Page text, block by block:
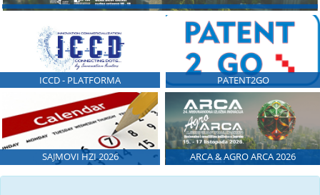
ICCD - PLATFORMA PATENT2GO
SAJMOVI HZI 2026 ARCA & AGRO ARCA 2026